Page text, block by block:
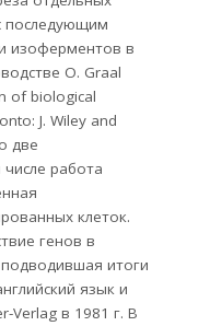
последующим
изоферментов в
O. Graal
of biological
J. Wiley and
две
работа
клеток.
генов в
итоги
язык и
Verlag в 1981 г. В